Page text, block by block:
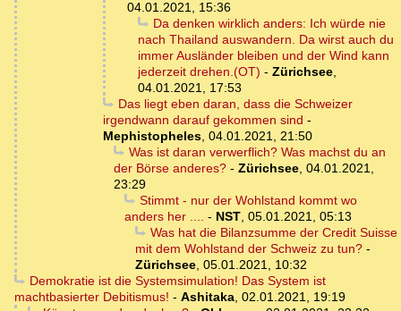
04.01.2021, 15:36
Da denken wirklich anders: Ich würde nie
nach Thailand auswandern. Da wirst auch du
immer Ausländer bleiben und der Wind kann
jederzeit drehen.(OT) - Zürichsee,
04.01.2021, 17:53
Das liegt eben daran, dass die Schweizer
irgendwann darauf gekommen sind -
Mephistopheles, 04.01.2021, 21:50
Was ist daran verwerflich? Was machst du an
der Börse anderes? - Zürichsee, 04.01.2021,
23:29
Stimmt - nur der Wohlstand kommt wo
anders her .... - NST, 05.01.2021, 05:13
Was hat die Bilanzsumme der Credit Suisse
mit dem Wohlstand der Schweiz zu tun? -
Zürichsee, 05.01.2021, 10:32
Demokratie ist die Systemsimulation! Das System ist
machtbasierter Debitismus! - Ashitaka, 02.01.2021, 19:19